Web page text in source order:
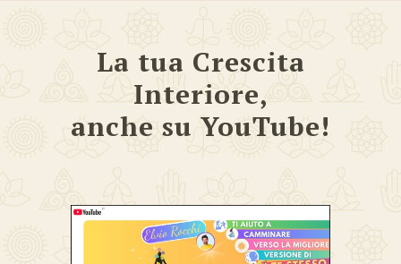
La tua Crescita
Interiore,
anche su YouTube!